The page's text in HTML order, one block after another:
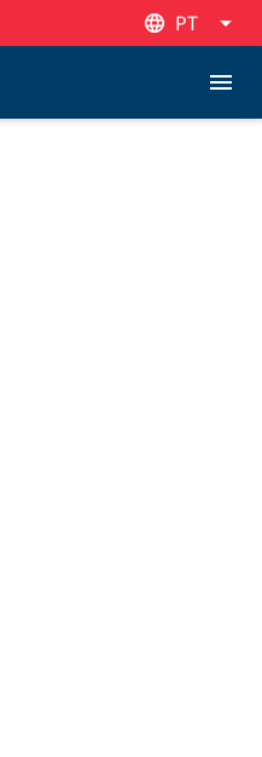
PT
PT
menu